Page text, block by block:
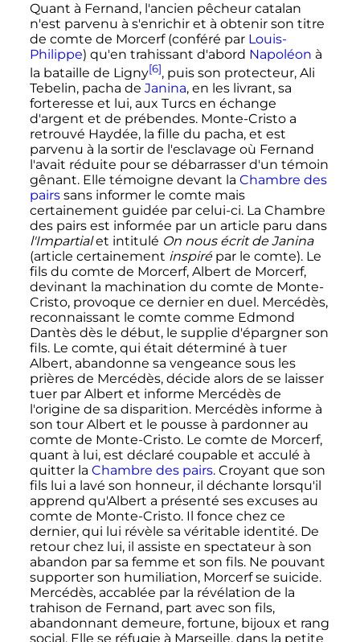
Quant à Fernand, l'ancien pêcheur catalan
n'est parvenu à s'enrichir et à obtenir son titre
de comte de Morcerf (conféré par Louis-
Philippe) qu'en trahissant d'abord Napoléon à
la bataille de Ligny[6], puis son protecteur, Ali
Tebelin, pacha de Janina, en les livrant, sa
forteresse et lui, aux Turcs en échange
d'argent et de prébendes. Monte-Cristo a
retrouvé Haydée, la fille du pacha, et est
parvenu à la sortir de l'esclavage où Fernand
l'avait réduite pour se débarrasser d'un témoin
gênant. Elle témoigne devant la Chambre des
pairssans informer le comte mais
certainement guidée par celui-ci. La Chambre
des pairs est informée par un article paru dans
l'Impartialet intitulé On nous écrit de Janina
(article certainement inspirépar le comte). Le
fils du comte de Morcerf, Albert de Morcerf,
devinant la machination du comte de Monte-
Cristo, provoque ce dernier en duel. Mercédès,
reconnaissant le comte comme Edmond
Dantès dès le début, le supplie d'épargner son
fils. Le comte, qui était déterminé à tuer
Albert, abandonne sa vengeance sous les
prières de Mercédès, décide alors de se laisser
tuer par Albert et informe Mercédès de
l'origine de sa disparition. Mercédès informe à
son tour Albert et le pousse à pardonner au
comte de Monte-Cristo. Le comte de Morcerf,
quant à lui, est déclaré coupable et acculé à
quitter la Chambre des pairs. Croyant que son
fils lui a lavé son honneur, il déchante lorsqu'il
apprend qu'Albert a présenté ses excuses au
comte de Monte-Cristo. Il fonce chez ce
dernier, qui lui révèle sa véritable identité. De
retour chez lui, il assiste en spectateur à son
abandon par sa femme et son fils. Ne pouvant
supporter son humiliation, Morcerf se suicide.
Mercédès, accablée par la révélation de la
trahison de Fernand, part avec son fils,
abandonnant demeure, fortune, bijoux et rang
social. Elle se réfugie à Marseille, dans la petite